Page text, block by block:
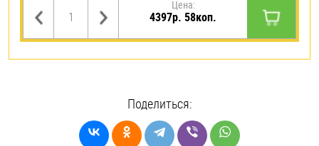
Цена:
4397р. 58коп.
Поделиться: